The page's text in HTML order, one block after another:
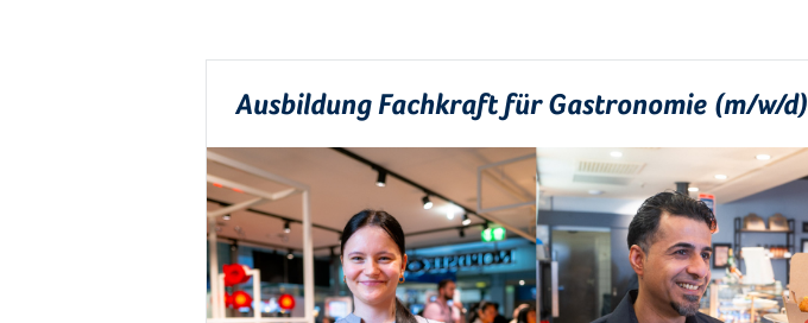
Ausbildung Fachkraft für Gastronomie (m/w/d)